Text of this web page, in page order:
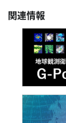
関連情報